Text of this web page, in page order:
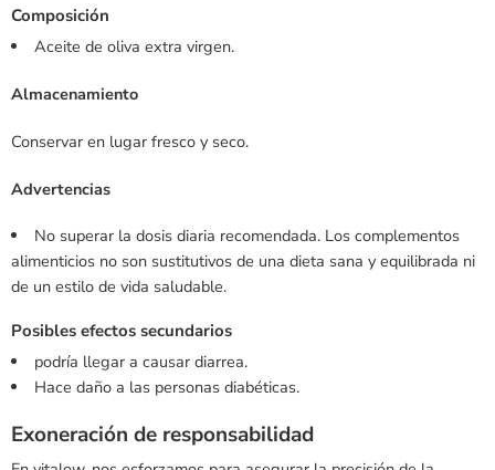
Composición
Aceite de oliva extra virgen.
Almacenamiento
Conservar en lugar fresco y seco.
Advertencias
No superar la dosis diaria recomendada. Los complementos
alimenticios no son sustitutivos de una dieta sana y equilibrada ni
de un estilo de vida saludable.
Posibles efectos secundarios
podría llegar a causar diarrea.
Hace daño a las personas diabéticas.
Exoneración de responsabilidad